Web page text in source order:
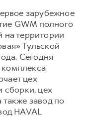
зарубежное
GWM полного
на территории
Тульской
Сегодня
цех
сборки, цех
завод по
HAVAL